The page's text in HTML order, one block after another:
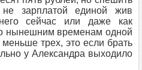
зарплатой единой жив
сейчас или даже как
нынешним временам одной
трех, это если брать
у Александра выходило